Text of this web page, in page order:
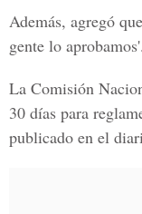
Además, agregó
gente lo aprobamos'.
La Comisión
30 días para
publicado en el